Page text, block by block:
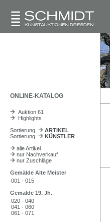
ONLINE-KATALOG
Auktion 61
Highlights
Sortierung
ARTIKEL
Sortierung
KÜNSTLER
alle Artikel
nur Nachverkauf
nur Zuschläge
Gemälde Alte Meister
001 - 015
Gemälde 19. Jh.
020 - 040
041 - 060
061 - 071